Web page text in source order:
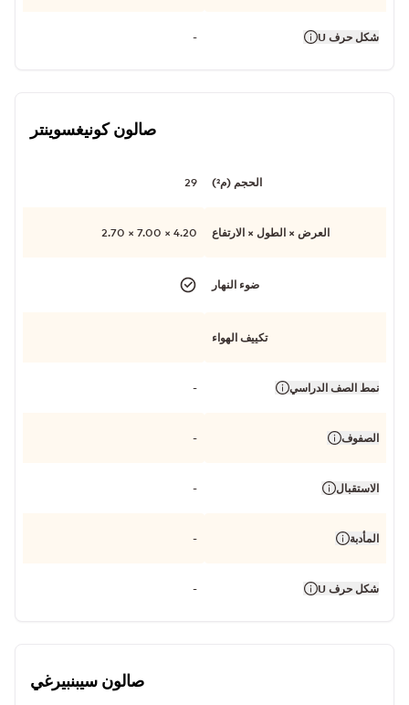
شكل حرف U -
صالون كونيغسوينتر
الحجم (م²) 29
العرض × الطول × الارتفاع 4.20 × 7.00 × 2.70
ضوء النهار
تكييف الهواء
نمط الصف الدراسي -
الصفوف -
الاستقبال -
المأدبة -
شكل حرف U -
صالون سيبنبيرغي